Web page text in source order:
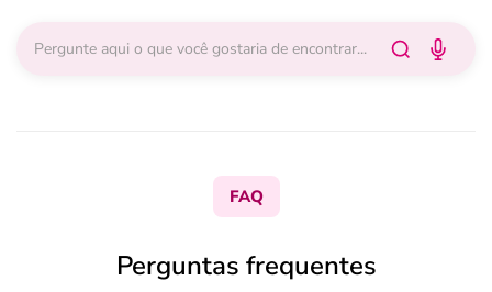
FAQ
Perguntas frequentes